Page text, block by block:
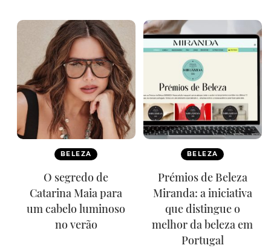
BELEZA
O segredo de
Catarina Maia para
um cabelo luminoso
no verão
BELEZA
Prémios de Beleza
Miranda: a iniciativa
que distingue o
melhor da beleza em
Portugal